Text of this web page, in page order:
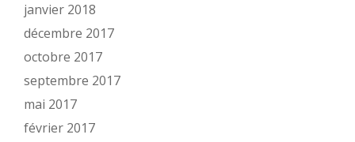
janvier 2018
décembre 2017
octobre 2017
septembre 2017
mai 2017
février 2017